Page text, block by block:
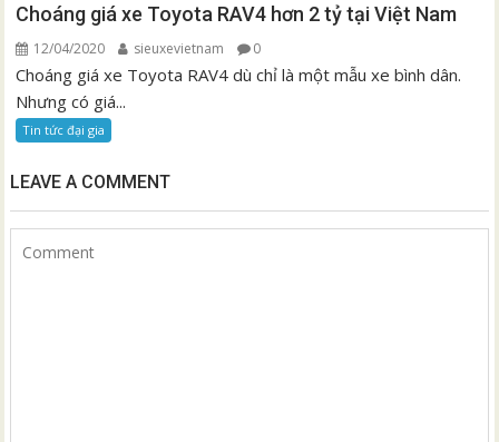
Choáng giá xe Toyota RAV4 hơn 2 tỷ tại Việt Nam
12/04/2020 sieuxevietnam 0
Choáng giá xe Toyota RAV4 dù chỉ là một mẫu xe bình dân.
Nhưng có giá...
Tin tức đại gia
LEAVE A COMMENT